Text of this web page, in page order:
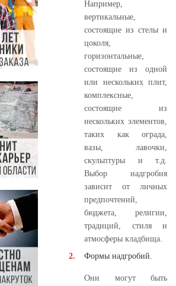
Например,
вертикальные,
состоящие из стелы и
цоколя,
горизонтальные,
состоящие из одной
или нескольких плит,
комплексные,
состоящие из
нескольких элементов,
таких как ограда,
вазы, лавочки,
скульптуры и т.д.
Выбор надгробия
зависит от личных
предпочтений,
бюджета, религии,
традиций, стиля и
атмосферы кладбища.
Формы надгробий.
Они могут быть